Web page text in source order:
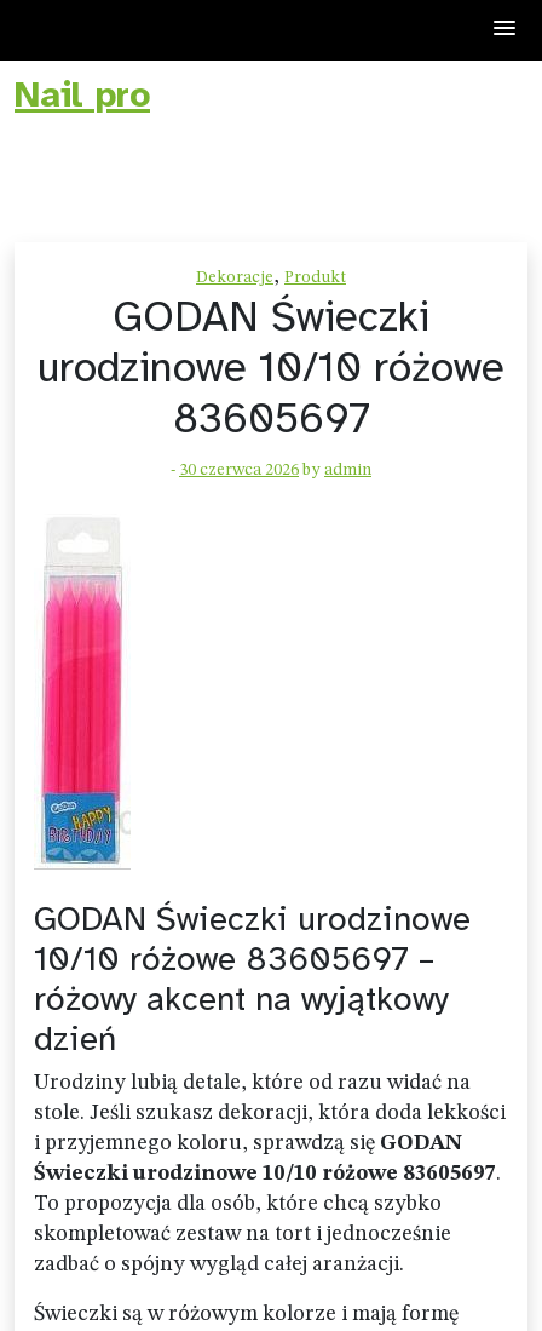
Skip
toNail pro
Dekoracje, Produkt
GODAN Świeczki
urodzinowe 10/10 różowe
83605697
- 30 czerwca 2026 by admin
GODAN Świeczki urodzinowe
10/10 różowe 83605697 –
różowy akcent na wyjątkowy
dzień
Urodziny lubią detale, które od razu widać na
stole. Jeśli szukasz dekoracji, która doda lekkości
i przyjemnego koloru, sprawdzą się GODAN
Świeczki urodzinowe 10/10 różowe 83605697.
To propozycja dla osób, które chcą szybko
skompletować zestaw na tort i jednocześnie
zadbać o spójny wygląd całej aranżacji.
Świeczki są w różowym kolorze i mają formę